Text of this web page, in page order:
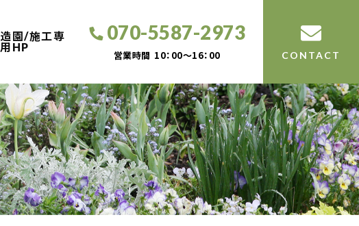
造園/施工専
用HP
070-5587-2973
営業時間 10：00～16：00 CONTACT